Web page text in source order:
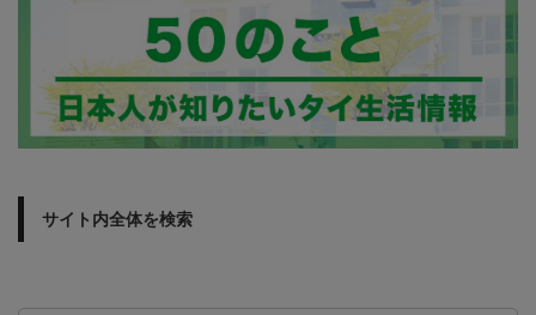
サイト内全体を検索